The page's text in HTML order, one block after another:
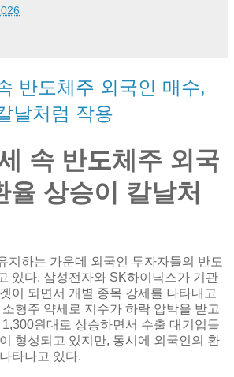
반도체주 외국인 매수,
날처럼 작용
속 반도체주 외국
율 상승이 칼날처
지하는 가운데 외국인 투자자들의 반도
있다. 삼성전자와 SK하이닉스가 기관
이 되면서 개별 종목 강세를 나타내고
형주 약세로 지수가 하락 압박을 받고
원대로 상승하면서 수출 대기업들
형성되고 있지만, 동시에 외국인의 환
타나고 있다.